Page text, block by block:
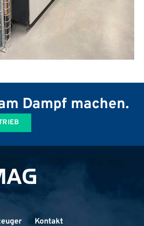
Dampf machen.
Kontakt